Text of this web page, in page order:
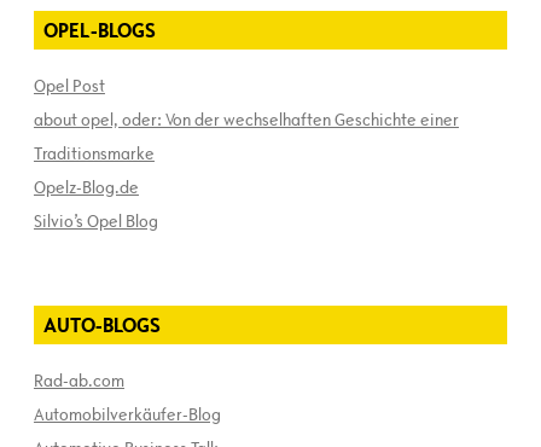
OPEL-BLOGS
Opel Post
about opel, oder: Von der wechselhaften Geschichte einer
Traditionsmarke
Opelz-Blog.de
Silvio’s Opel Blog
AUTO-BLOGS
Rad-ab.com
Automobilverkäufer-Blog